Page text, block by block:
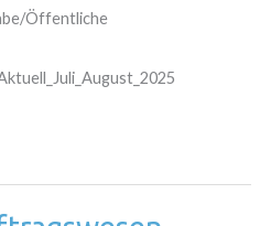
Öffentliche